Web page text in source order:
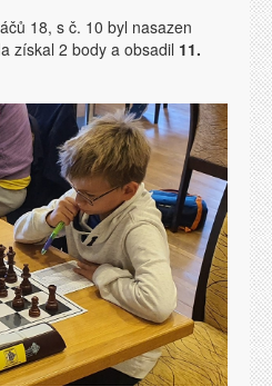
18, s č. 10 byl nasazen
získal 2 body a obsadil 11.